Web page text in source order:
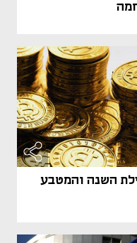
ב-15% מתחילת השנה והמטבע